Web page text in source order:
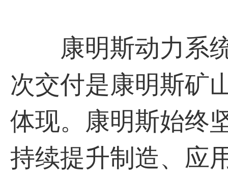
康明斯动力系统
次交付是康明斯矿
体现。康明斯始终
持续提升制造、应